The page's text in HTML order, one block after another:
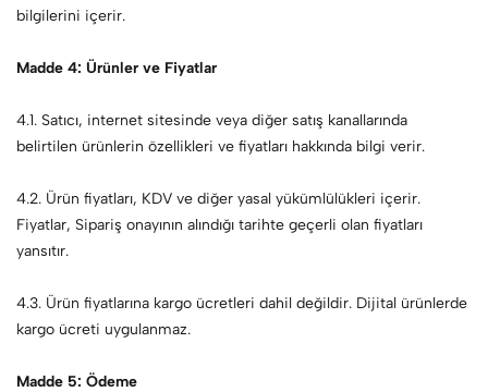
bilgilerini içerir.
Madde 4: Ürünler ve Fiyatlar
4.1. Satıcı, internet sitesinde veya diğer satış kanallarında
belirtilen ürünlerin özellikleri ve fiyatları hakkında bilgi verir.
4.2. Ürün fiyatları, KDV ve diğer yasal yükümlülükleri içerir.
Fiyatlar, Sipariş onayının alındığı tarihte geçerli olan fiyatları
yansıtır.
4.3. Ürün fiyatlarına kargo ücretleri dahil değildir. Dijital ürünlerde
kargo ücreti uygulanmaz.
Madde 5: Ödeme